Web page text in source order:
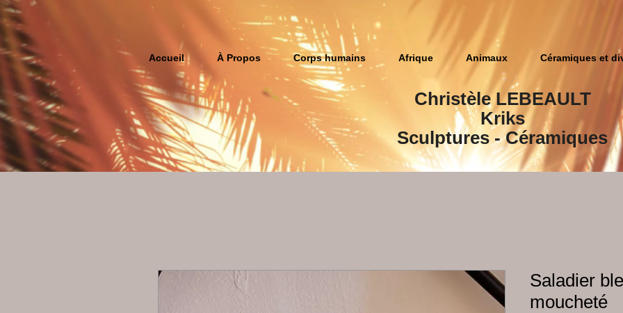
Accueil À Propos Corps humains Afrique Animaux Céramiques et
Christèle LEBEAULT
Kriks
Sculptures​ - Céramiques
Saladier
moucheté